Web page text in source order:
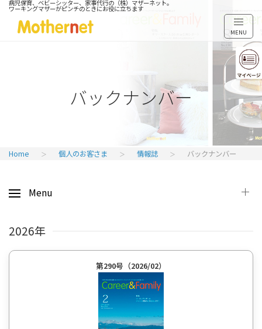
病児保育、ベビーシッター、家事代行の（株）マザーネット。
ワーキングマザーがピンチのときにお役に立ちます
MENU
バックナンバー
Home 個人のお客さま 情報誌 バックナンバー
Menu
2026年
第290号（2026/02）